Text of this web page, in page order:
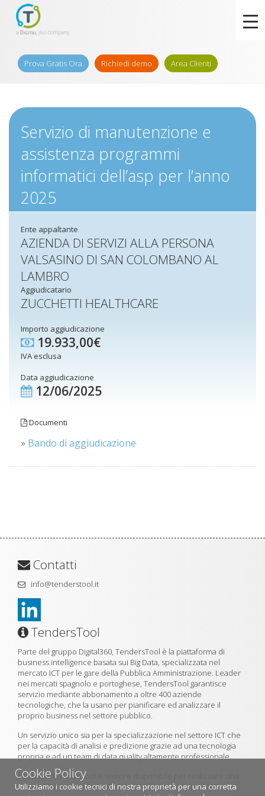
Prova Gratis Ora Richiedi demo Area Clienti
Cookie Policy
Utilizziamo i cookie tecnici di nostra proprietà per una corretta
Servizio di manutenzione e
assistenza programmi
informatici dell’asp per l’anno
2025
Ente appaltante
AZIENDA DI SERVIZI ALLA PERSONA
VALSASINO DI SAN COLOMBANO AL
LAMBRO
Aggiudicatario
ZUCCHETTI HEALTHCARE
Importo aggiudicazione
19.933,00€
IVA esclusa
Data aggiudicazione
12/06/2025
Documenti
» Bando di aggiudicazione
Contatti
info@tenderstool.it
TendersTool
Parte del gruppo Digital360, TendersTool è la piattaforma di
business intelligence basata sui Big Data, specializzata nel
mercato ICT per le gare della Pubblica Amministrazione. Leader
nei mercati spagnolo e portoghese, TendersTool garantisce
servizio mediante abbonamento a oltre 400 aziende
tecnologiche, che la usano per pianificare ed analizzare il
proprio business nel settore pubblico.
Un servizio unico sia per la specializzazione nel settore ICT che
per la capacità di analisi e predizione grazie ad una tecnologia
propria e ad un team di data quality altamente professionale.
Il team di TendersTool è sempre disponibile per realizzare una
demo della piattaforma utilizzando il formulario di contatto.